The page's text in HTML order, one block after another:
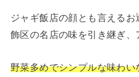
ジャギ飯店の顔とも言えるお
飾区の名店の味を引き継ぎ、
野菜多めでシンプルな味わ